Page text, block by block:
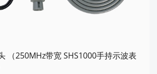
（250MHz带宽 SHS1000手持示波表